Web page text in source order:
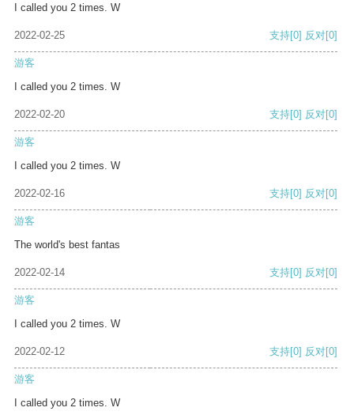
I called you 2 times. W
2022-02-25 支持[0] 反对[0]
游客
I called you 2 times. W
2022-02-20 支持[0] 反对[0]
游客
I called you 2 times. W
2022-02-16 支持[0] 反对[0]
游客
The world's best fantas
2022-02-14 支持[0] 反对[0]
游客
I called you 2 times. W
2022-02-12 支持[0] 反对[0]
游客
I called you 2 times. W